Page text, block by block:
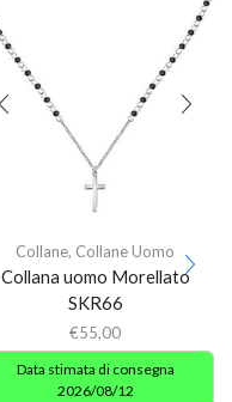
Collane, Collane Uomo
Collana uomo Morellato
SKR66
€55,00
Data stimata di consegna
2026/08/12